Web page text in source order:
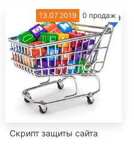
13.07.2019 0 продаж
Скрипт защиты сайта